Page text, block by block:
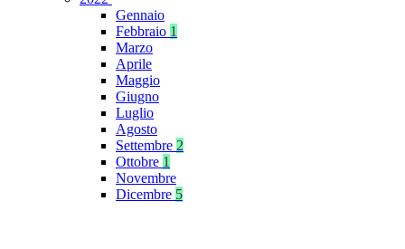
Gennaio
Febbraio 1
Marzo
Aprile
Maggio
Giugno
Luglio
Agosto
Settembre 2
Ottobre 1
Novembre
Dicembre 5